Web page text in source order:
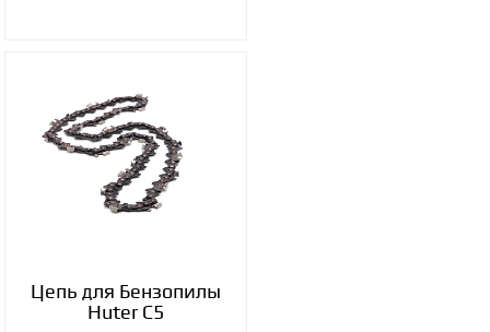
Цепь для Бензопилы
Huter С5